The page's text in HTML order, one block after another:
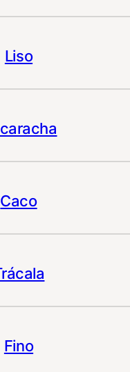
Liso
Caco
Fino